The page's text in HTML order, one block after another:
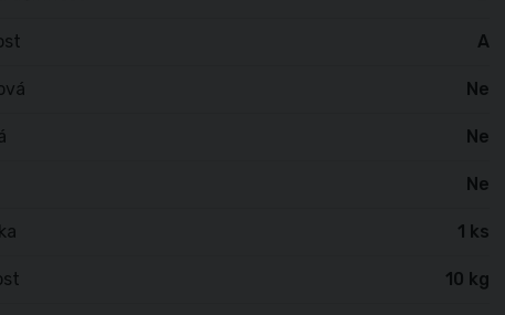
A
Ne
Ne
Ne
1 ks
10 kg